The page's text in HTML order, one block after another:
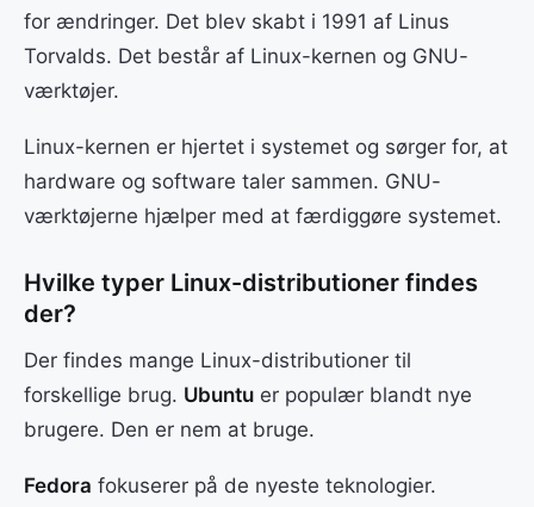
for ændringer. Det blev skabt i 1991 af Linus
Torvalds. Det består af Linux-kernen og GNU-
værktøjer.
Linux-kernen er hjertet i systemet og sørger for, at
hardware og software taler sammen. GNU-
værktøjerne hjælper med at færdiggøre systemet.
Hvilke typer Linux-distributioner findes
der?
Der findes mange Linux-distributioner til
forskellige brug. Ubuntu er populær blandt nye
brugere. Den er nem at bruge.
Fedora fokuserer på de nyeste teknologier.